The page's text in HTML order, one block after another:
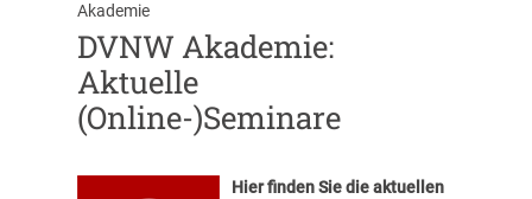
Akademie
DVNW Akademie:
Aktuelle
(Online-)Seminare
Hier finden Sie die aktuellen